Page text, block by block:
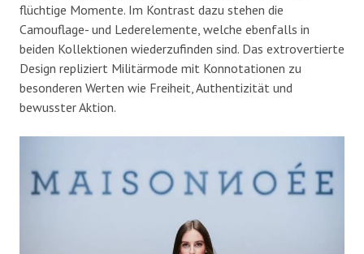
flüchtige Momente. Im Kontrast dazu stehen die
Camouflage- und Lederelemente, welche ebenfalls in
beiden Kollektionen wiederzufinden sind. Das extrovertierte
Design repliziert Militärmode mit Konnotationen zu
besonderen Werten wie Freiheit, Authentizität und
bewusster Aktion.